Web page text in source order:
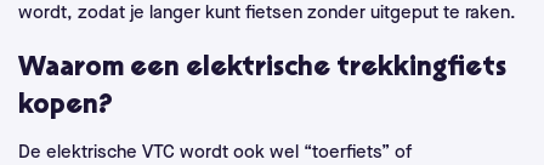
wordt, zodat je langer kunt fietsen zonder uitgeput te raken.
Waarom een elektrische trekkingfiets
kopen?
De elektrische VTC wordt ook wel “toerfiets” of